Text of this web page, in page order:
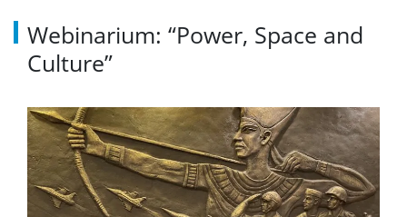
Webinarium: “Power, Space and
Culture”